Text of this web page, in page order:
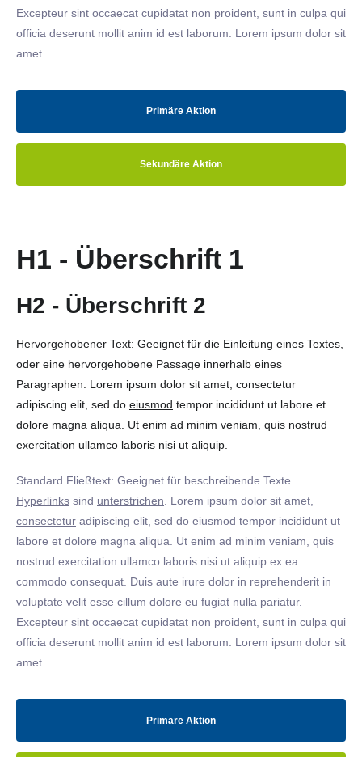
Excepteur sint occaecat cupidatat non proident, sunt in culpa qui
officia deserunt mollit anim id est laborum. Lorem ipsum dolor sit
amet.
Primäre Aktion
Sekundäre Aktion
H1 - Überschrift 1
H2 - Überschrift 2
Hervorgehobener Text: Geeignet für die Einleitung eines Textes,
oder eine hervorgehobene Passage innerhalb eines
Paragraphen. Lorem ipsum dolor sit amet, consectetur
adipiscing elit, sed do eiusmod tempor incididunt ut labore et
dolore magna aliqua. Ut enim ad minim veniam, quis nostrud
exercitation ullamco laboris nisi ut aliquip.
Standard Fließtext: Geeignet für beschreibende Texte.
Hyperlinks sind unterstrichen . Lorem ipsum dolor sit amet,
consectetur adipiscing elit, sed do eiusmod tempor incididunt ut
labore et dolore magna aliqua. Ut enim ad minim veniam, quis
nostrud exercitation ullamco laboris nisi ut aliquip ex ea
commodo consequat. Duis aute irure dolor in reprehenderit in
voluptate velit esse cillum dolore eu fugiat nulla pariatur.
Excepteur sint occaecat cupidatat non proident, sunt in culpa qui
officia deserunt mollit anim id est laborum. Lorem ipsum dolor sit
amet.
Primäre Aktion